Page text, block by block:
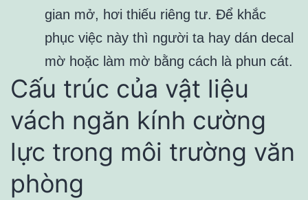
gian mở, hơi thiếu riêng tư. Để khắc
phục việc này thì người ta hay dán decal
mờ hoặc làm mờ bằng cách là phun cát.
Cấu trúc của vật liệu
vách ngăn kính cường
lực trong môi trường văn
phòng